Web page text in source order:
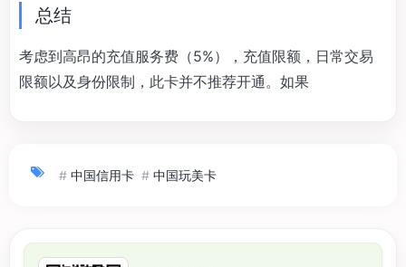
总结
考虑到高昂的充值服务费（5%），充值限额，日常交易
限额以及身份限制，此卡并不推荐开通。如果
# 中国信用卡 # 中国玩美卡